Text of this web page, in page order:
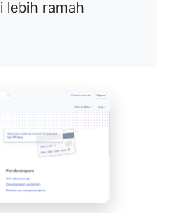
lebih ramah